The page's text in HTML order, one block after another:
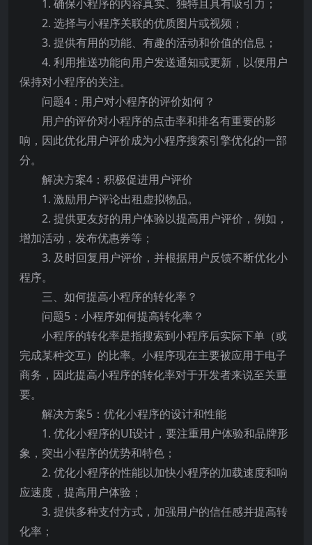
1. 确保小程序的内容真实、独特且具有吸引力；
2. 选择与小程序关联的优质图片或视频；
3. 提供有用的功能、有趣的活动和价值的信息；
4. 利用推送功能向用户发送通知或更新，以便用户
保持对小程序的关注。
问题4：用户对小程序的评价如何？
用户的评价对小程序的点击率和排名有重要的影
响，因此优化用户评价成为小程序搜索引擎优化的一部
分。
解决方案4：积极促进用户评价
1. 激励用户评论出租虚拟物品。
2. 提供更友好的用户体验以提高用户评价，例如，
增加活动，发布优惠券等；
3. 及时回复用户评价，并根据用户反馈不断优化小
程序。
三、如何提高小程序的转化率？
问题5：小程序如何提高转化率？
小程序的转化率是指搜索到小程序后实际下单（或
完成某种交互）的比率。小程序现在主要被应用于电子
商务，因此提高小程序的转化率对于开发者来说至关重
要。
解决方案5：优化小程序的设计和性能
1. 优化小程序的UI设计，要注重用户体验和品牌形
象，突出小程序的优势和特色；
2. 优化小程序的性能以加快小程序的加载速度和响
应速度，提高用户体验；
3. 提供多种支付方式，加强用户的信任感并提高转
化率；